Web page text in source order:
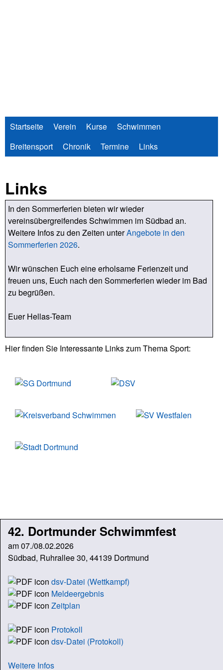
Startseite Verein Kurse
Schwimmen
Breitensport
Chronik Termine Links
Links
In den Sommerferien bieten wir wieder
vereinsübergreifendes Schwimmen im Südbad an.
Weitere Infos zu den Zeiten unterAngebote in den
Sommerferien 2026.
Wir wünschen Euch eine erholsame Ferienzeit und
freuen uns, Euch nach den Sommerferien wieder im Bad
zu begrüßen.
Euer Hellas-Team
Hier finden Sie Interessante Links zum Thema Sport:
42. Dortmunder Schwimmfest
am 07./08.02.2026
Südbad, Ruhrallee 30, 44139 Dortmund
dsv-Datei (Wettkampf)
Meldeergebnis
Zeitplan
Protokoll
dsv-Datei (Protokoll)
Weitere Infos